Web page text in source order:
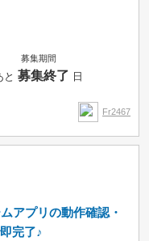
募集期間
と募集終了 日
Fr2467
アプリの動作確認・
完了♪